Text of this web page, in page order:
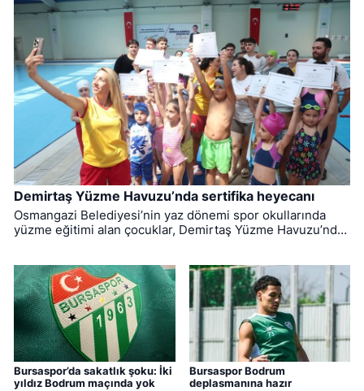
Demirtaş Yüzme Havuzu’nda sertifika heyecanı
Osmangazi Belediyesi’nin yaz dönemi spor okullarında
yüzme eğitimi alan çocuklar, Demirtaş Yüzme Havuzu’nda
Bursaspor’da sakatlık şoku: İki
yıldız Bodrum maçında yok
Bursaspor Bodrum
deplasmanına hazır